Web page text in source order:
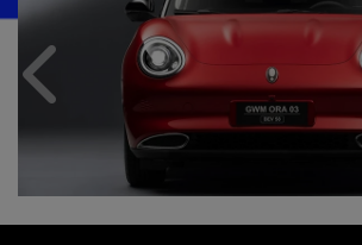
Anterior